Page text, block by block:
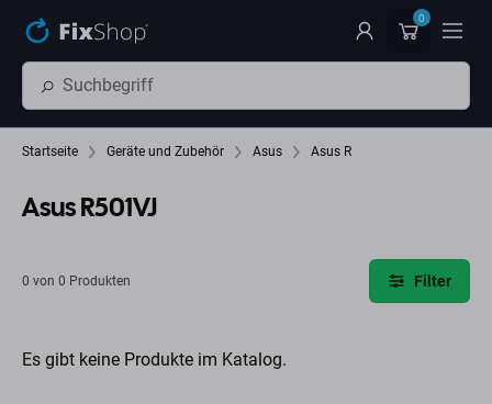
0
Startseite Geräte und Zubehör Asus Asus R
Asus R501VJ
0 von 0 Produkten Filter
Es gibt keine Produkte im Katalog.